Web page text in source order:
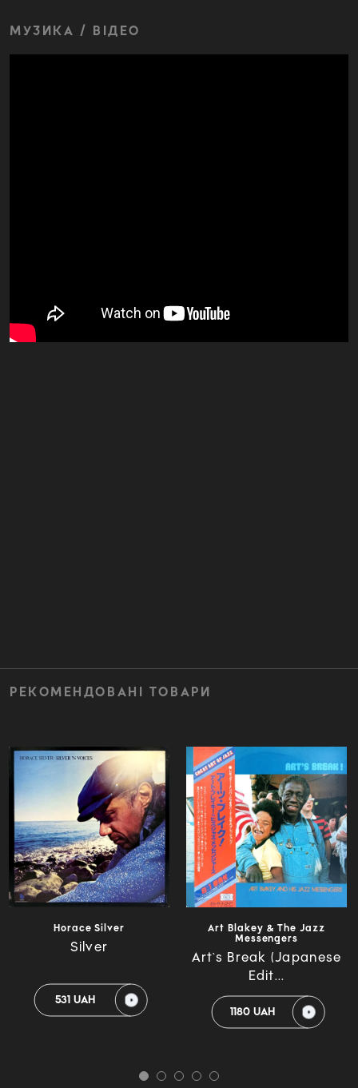
МУЗИКА / ВІДЕО
РЕКОМЕНДОВАНІ ТОВАРИ
Horace Silver
Silver
531 UAH
Art Blakey & The Jazz
Messengers
Art`s Break (Japanese
Edit...
1180 UAH